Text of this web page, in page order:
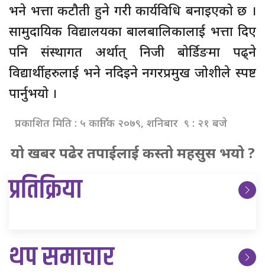
भने भत्ता कटौती हुने गरी कार्यविधि बनाइएको छ ।
सामुदायिक विद्यालयका बालबालिकालाई भत्ता दिए
पनि संस्थागत अर्थात् निजी बोर्डिङमा पढ्ने
विद्यार्थीहरुलाई भने नदिइने नगरप्रमुख जोशीले स्पष्ट
पार्नुभयो ।
प्रकाशित मिति : ५ कार्तिक २०७९, शनिबार ९ : २१ बजे
यो खबर पढेर तपाईलाई कस्तो महसुस भयो ?
प्रतिक्रिया
थप समाचार